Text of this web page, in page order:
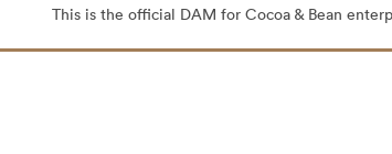
This is the official DAM for Cocoa & Bean